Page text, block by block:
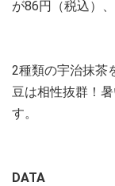
が86円（税込）
2種類の宇治抹茶
豆は相性抜群！
す。
DATA